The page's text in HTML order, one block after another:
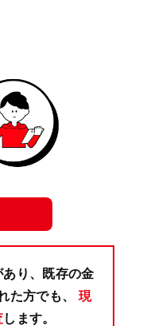
り、既存の金
た方でも、 現
します。